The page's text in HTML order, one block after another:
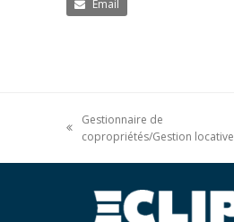
Email
Gestionnaire de
copropriétés/Gestion locative